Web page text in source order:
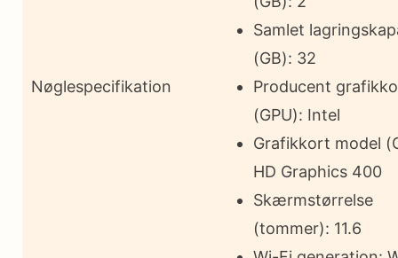
Nøglespecifikation
Samlet
(GB): 32
Producent
(GPU): Intel
Grafikkort model
HD Graphics 400
Skærmstørrelse
(tommer): 11.6